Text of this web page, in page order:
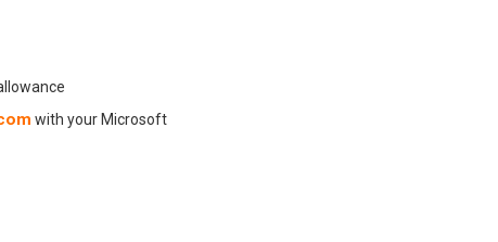
with your Microsoft